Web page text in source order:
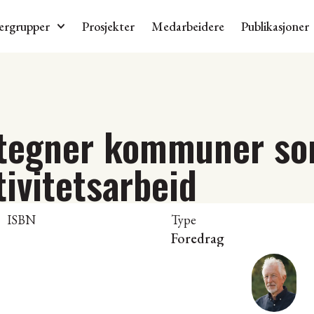
Prosjekter Medarbeidere Publikasjoner
kommuner
ISBN Type
Foredrag